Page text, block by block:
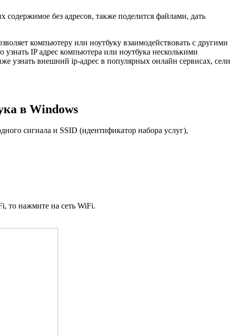
содержимое без адресов, также поделится файлами, дать
компьютеру или ноутбуку взаимодействовать с другими
IP адрес компьютера или ноутбука несколькими
узнать внешний ip-адрес в популярных онлайн сервисах, сели
в Windows
сигнала и SSID (идентификатор набора услуг),
то нажмите на сеть WiFi.